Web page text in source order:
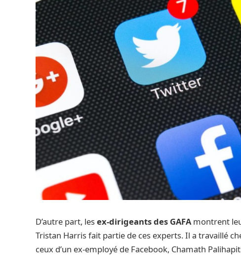
D’autre part, lesex-dirigeants des GAFAmontrent
Tristan Harris fait partie de ces experts. Il a travaillé
ceux d’un ex-employé de Facebook, Chamath